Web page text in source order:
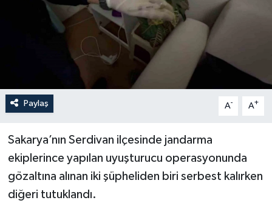
Paylaş A- A+
Sakarya’nın Serdivan ilçesinde jandarma
ekiplerince yapılan uyuşturucu operasyonunda
gözaltına alınan iki şüpheliden biri serbest kalırken
diğeri tutuklandı.